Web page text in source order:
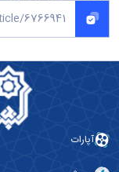
آپارات